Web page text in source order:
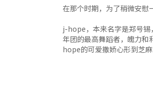
在那个时期，为了稍微安慰
j-hope，本来名字是郑号锡
年团的最高舞蹈者，魄力和
hope的可爱撒娇心形到芝